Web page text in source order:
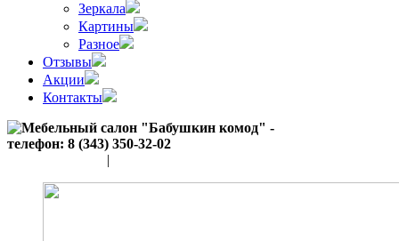
Зеркала
Картины
Разное
Отзывы
Акции
Контакты
|